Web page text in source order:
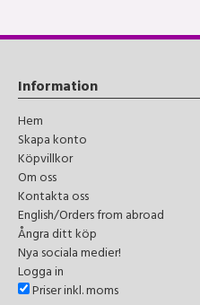
Information
Hem
Skapa konto
Köpvillkor
Om oss
Kontakta oss
English/Orders from abroad
Ångra ditt köp
Nya sociala medier!
Logga in
Priser inkl. moms